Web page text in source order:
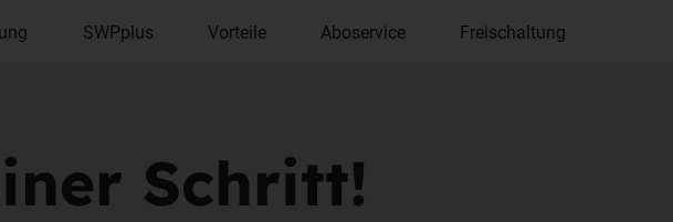
SWPplus Vorteile Aboservice Freischaltung
Schritt!